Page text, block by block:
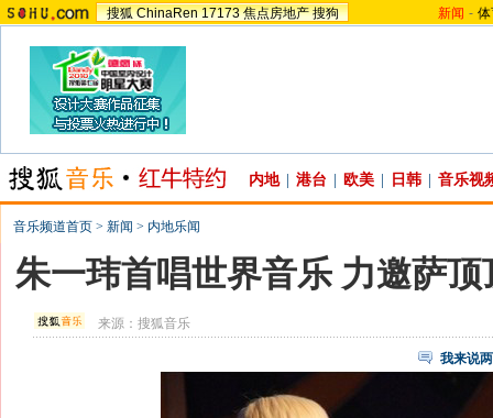
搜狐 ChinaRen 17173 焦点房地产 搜狗 新闻 -
内地 港台 欧美 日韩 音乐视
音乐频道首页 > 新闻 > 内地乐闻
朱一玮首唱世界音乐 力邀萨
来源：搜狐音乐
我来说